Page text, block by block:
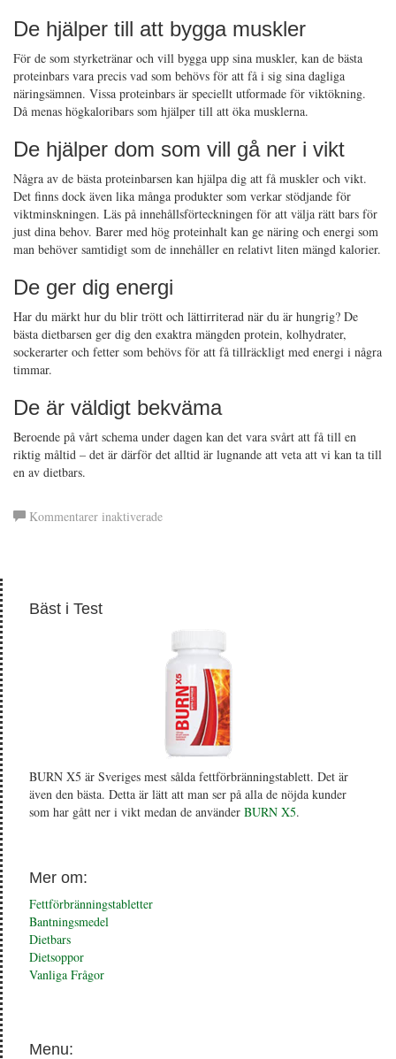
De hjälper till att bygga muskler
För de som styrketränar och vill bygga upp sina muskler, kan de bästa
proteinbars vara precis vad som behövs för att få i sig sina dagliga
näringsämnen. Vissa proteinbars är speciellt utformade för viktökning.
Då menas högkaloribars som hjälper till att öka musklerna.
De hjälper dom som vill gå ner i vikt
Några av de bästa proteinbarsen kan hjälpa dig att få muskler och vikt.
Det finns dock även lika många produkter som verkar stödjande för
viktminskningen. Läs på innehållsförteckningen för att välja rätt bars för
just dina behov. Barer med hög proteinhalt kan ge näring och energi som
man behöver samtidigt som de innehåller en relativt liten mängd kalorier.
De ger dig energi
Har du märkt hur du blir trött och lättirriterad när du är hungrig? De
bästa dietbarsen ger dig den exaktra mängden protein, kolhydrater,
sockerarter och fetter som behövs för att få tillräckligt med energi i några
timmar.
De är väldigt bekväma
Beroende på vårt schema under dagen kan det vara svårt att få till en
riktig måltid – det är därför det alltid är lugnande att veta att vi kan ta till
en av dietbars.
Kommentarer inaktiveradeför
Bäst i Test
BURN X5 är Sveriges mest sålda fettförbränningstablett. Det är
även den bästa. Detta är lätt att man ser på alla de nöjda kunder
som har gått ner i vikt medan de använder BURN X5.
Mer om:
Fettförbränningstabletter
Bantningsmedel
Dietbars
Dietsoppor
Vanliga Frågor
Menu: